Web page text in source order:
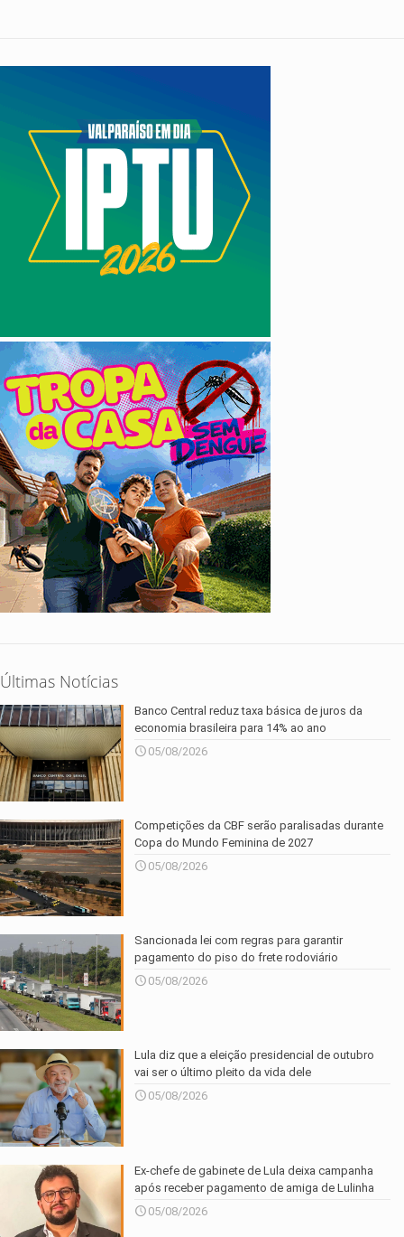
Últimas Notícias
Banco Central reduz taxa básica de juros da
economia brasileira para 14% ao ano
05/08/2026
Competições da CBF serão paralisadas durante
Copa do Mundo Feminina de 2027
05/08/2026
Sancionada lei com regras para garantir
pagamento do piso do frete rodoviário
05/08/2026
Lula diz que a eleição presidencial de outubro
vai ser o último pleito da vida dele
05/08/2026
Ex-chefe de gabinete de Lula deixa campanha
após receber pagamento de amiga de Lulinha
05/08/2026